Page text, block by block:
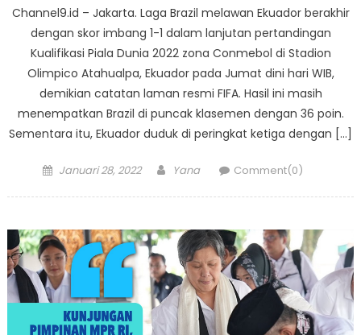
Channel9.id – Jakarta. Laga Brazil melawan Ekuador berakhir
dengan skor imbang 1-1 dalam lanjutan pertandingan
Kualifikasi Piala Dunia 2022 zona Conmebol di Stadion
Olimpico Atahualpa, Ekuador pada Jumat dini hari WIB,
demikian catatan laman resmi FIFA. Hasil ini masih
menempatkan Brazil di puncak klasemen dengan 36 poin.
Sementara itu, Ekuador duduk di peringkat ketiga dengan […]
Posted
Januari 28, 2022 Author
Yana Comment(0)